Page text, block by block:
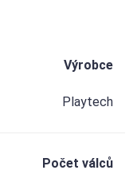
Výrobce
Playtech
Počet válců